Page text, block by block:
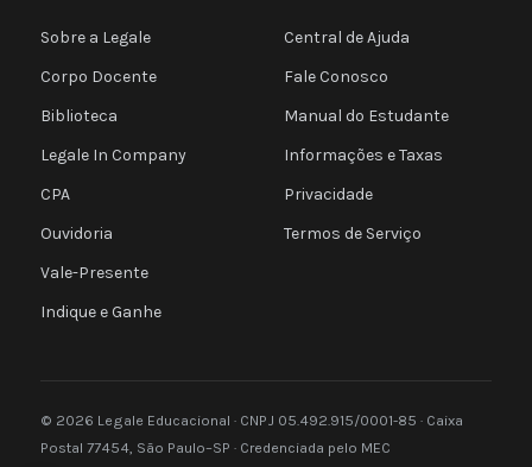
Sobre a Legale
Corpo Docente
Biblioteca
Legale In Company
CPA
Ouvidoria
Vale-Presente
Indique e Ganhe
Central de Ajuda
Fale Conosco
Manual do Estudante
Informações e Taxas
Privacidade
Termos de Serviço
© 2026 Legale Educacional · CNPJ 05.492.915/0001-85 · Caixa
Postal 77454, São Paulo–SP · Credenciada pelo MEC